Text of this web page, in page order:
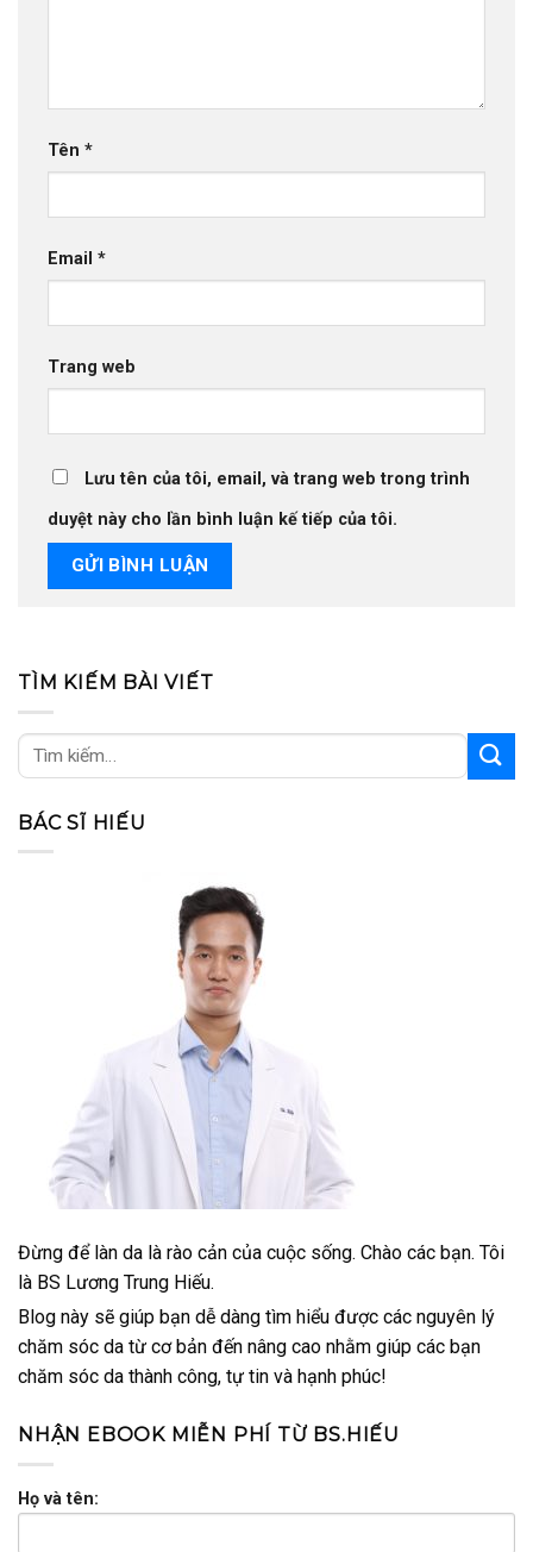
Tên *
Email *
Trang web
Lưu tên của tôi, email, và trang web trong trình
duyệt này cho lần bình luận kế tiếp của tôi.
TÌM KIẾM BÀI VIẾT
BÁC SĨ HIẾU
Đừng để làn da là rào cản của cuộc sống. Chào các bạn. Tôi
là BS Lương Trung Hiếu.
Blog này sẽ giúp bạn dễ dàng tìm hiểu được các nguyên lý
chăm sóc da từ cơ bản đến nâng cao nhằm giúp các bạn
chăm sóc da thành công, tự tin và hạnh phúc!
NHẬN EBOOK MIỄN PHÍ TỪ BS.HIẾU
Họ và tên: